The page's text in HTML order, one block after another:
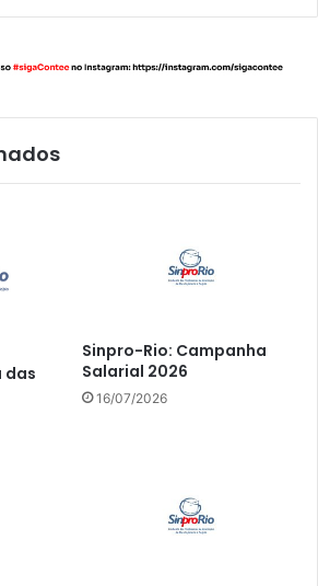
das
Sinpro-Rio: Campanha
Salarial 2026
16/07/2026